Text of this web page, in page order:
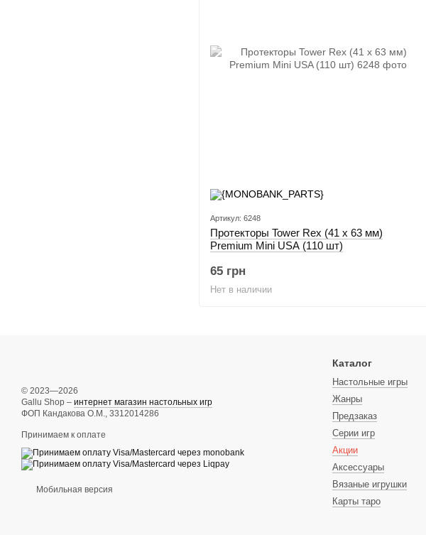
Артикул: 6248
Протекторы Tower Rex (41 х 63 мм)
Premium Mini USA (110 шт)
65 грн
Нет в наличии
© 2023—2026
Gallu Shop – интернет магазин настольных игр
ФОП Кандакова О.М., 3312014286
Принимаем к оплате
Мобильная версия
Каталог
Настольные игры
Жанры
Предзаказ
Серии игр
Акции
Аксессуары
Вязаные игрушки
Карты таро